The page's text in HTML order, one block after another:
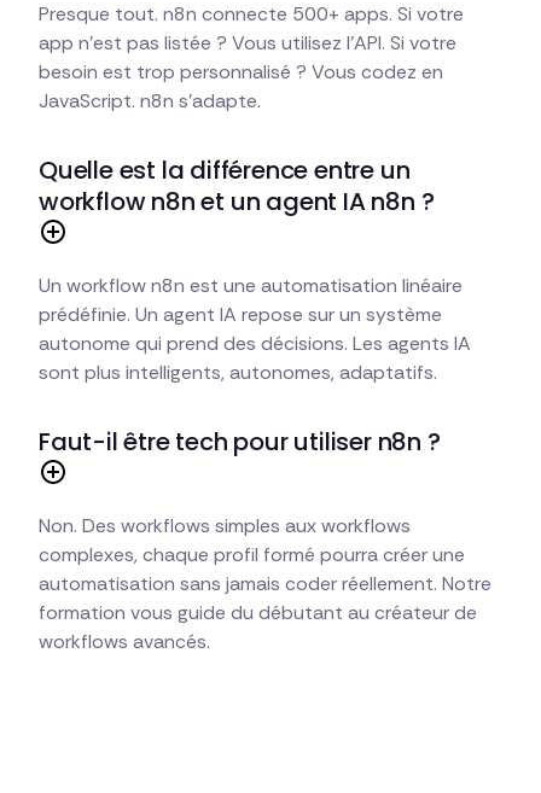
Presque tout. n8n connecte 500+ apps. Si votre
app n'est pas listée ? Vous utilisez l'API. Si votre
besoin est trop personnalisé ? Vous codez en
JavaScript. n8n s'adapte.
Quelle est la différence entre un
workflow n8n et un agent IA n8n ?
Un workflow n8n est une automatisation linéaire
prédéfinie. Un agent IA repose sur un système
autonome qui prend des décisions. Les agents IA
sont plus intelligents, autonomes, adaptatifs.
Faut-il être tech pour utiliser n8n ?
Non. Des workflows simples aux workflows
complexes, chaque profil formé pourra créer une
automatisation sans jamais coder réellement. Notre
formation vous guide du débutant au créateur de
workflows avancés.